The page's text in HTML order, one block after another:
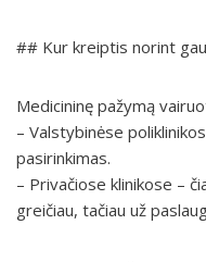
## Kur kreiptis norint
Medicininę pažymą
– Valstybinėse
pasirinkimas.
– Privačiose klinikose –
greičiau, tačiau už